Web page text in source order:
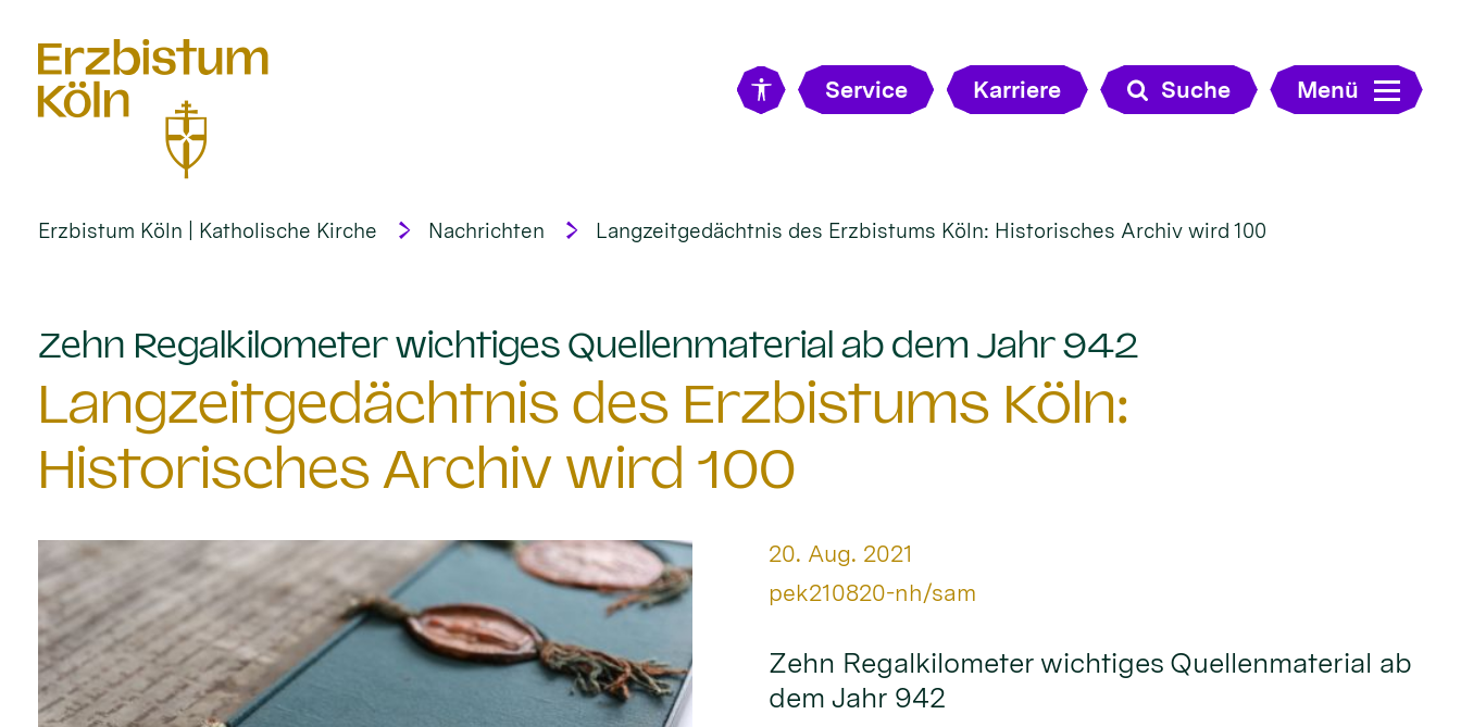
Service Karriere Suche Menü
Erzbistum Köln | Katholische Kirche Nachrichten Langzeitgedächtnis des Erzbistums Köln: Historisches Archiv wird 100
Zehn Regalkilometer wichtiges Quellenmaterial ab dem Jahr 942
Langzeitgedächtnis des Erzbistums Köln:
Historisches Archiv wird 100
Datum:
20. Aug. 2021
Von:
pek210820-nh/sam
Zehn Regalkilometer wichtiges Quellenmaterial ab
dem Jahr 942